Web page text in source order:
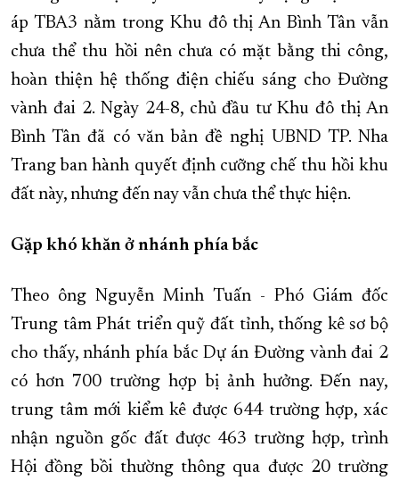
áp TBA3 nằm trong Khu đô thị An Bình Tân vẫn
chưa thể thu hồi nên chưa có mặt bằng thi công,
hoàn thiện hệ thống điện chiếu sáng cho Đường
vành đai 2. Ngày 24-8, chủ đầu tư Khu đô thị An
Bình Tân đã có văn bản đề nghị UBND TP. Nha
Trang ban hành quyết định cưỡng chế thu hồi khu
đất này, nhưng đến nay vẫn chưa thể thực hiện.
Gặp khó khăn ở nhánh phía bắc
Theo ông Nguyễn Minh Tuấn - Phó Giám đốc
Trung tâm Phát triển quỹ đất tỉnh, thống kê sơ bộ
cho thấy, nhánh phía bắc Dự án Đường vành đai 2
có hơn 700 trường hợp bị ảnh hưởng. Đến nay,
trung tâm mới kiểm kê được 644 trường hợp, xác
nhận nguồn gốc đất được 463 trường hợp, trình
Hội đồng bồi thường thông qua được 20 trường